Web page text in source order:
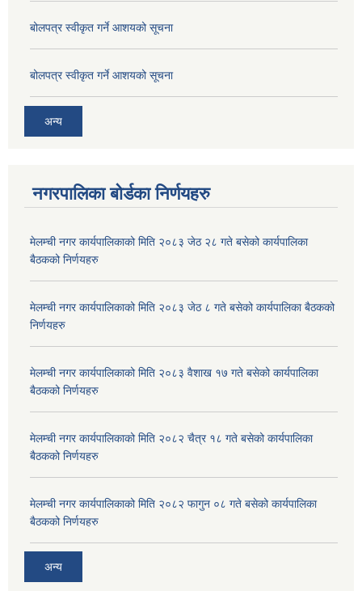
बोलपत्र स्वीकृत गर्ने आशयको सूचना
बोलपत्र स्वीकृत गर्ने आशयको सूचना
अन्य
नगरपालिका बोर्डका निर्णयहरु
मेलम्ची नगर कार्यपालिकाको मिति २०८३ जेठ २८ गते बसेको कार्यपालिका
बैठकको निर्णयहरु
मेलम्ची नगर कार्यपालिकाको मिति २०८३ जेठ ८ गते बसेको कार्यपालिका बैठकको
निर्णयहरु
मेलम्ची नगर कार्यपालिकाको मिति २०८३ वैशाख १७ गते बसेको कार्यपालिका
बैठकको निर्णयहरु
मेलम्ची नगर कार्यपालिकाको मिति २०८२ चैत्र १८ गते बसेको कार्यपालिका
बैठकको निर्णयहरु
मेलम्ची नगर कार्यपालिकाको मिति २०८२ फागुन ०८ गते बसेको कार्यपालिका
बैठकको निर्णयहरु
अन्य